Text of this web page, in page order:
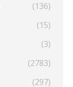
(136)
(15)
(3)
(2783)
(297)